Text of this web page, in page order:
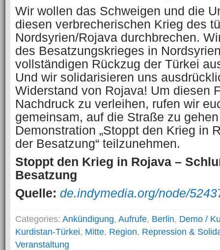
Wir wollen das Schweigen und die
diesen verbrecherischen Krieg des
Nordsyrien/Rojava durchbrechen.
des Besatzungskrieges in
vollständigen Rückzug der Türkei
Und wir solidarisieren uns
Widerstand von Rojava! Um diesen
Nachdruck zu verleihen, rufen wir
gemeinsam, auf die Straße zu
Demonstration „Stoppt den Krieg in
der Besatzung“ teilzunehmen.
Stoppt den Krieg in Rojava –
Besatzung
Quelle: de.indymedia.org/node/
Categories: Ankündigung, Aufrufe, Berlin, Demo /
Kurdistan-Türkei, Mitte, Region, Repression &
Veranstaltung